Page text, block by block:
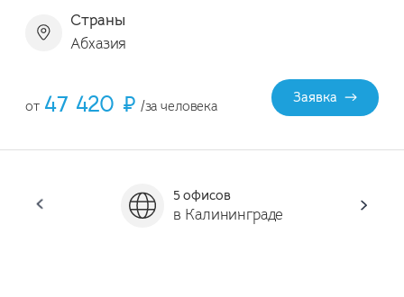
Страны
Абхазия
от 47 420 ₽ /за человека
Заявка
5 офисов
в Калининграде